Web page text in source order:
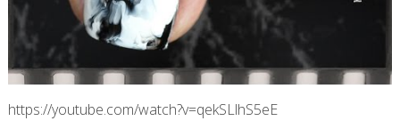
https://youtube.com/watch?v=qekSLlhS5eE